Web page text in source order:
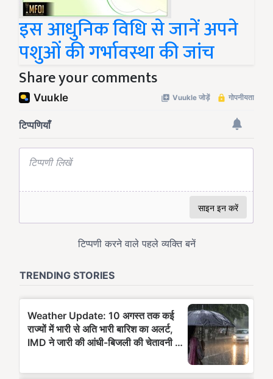
इस आधुनिक विधि से जानें अपने
पशुओं की गर्भावस्था की जांच
Share your comments